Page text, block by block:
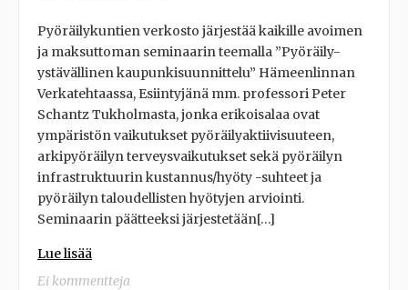
Pyöräilykuntien verkosto järjestää kaikille avoimen
ja maksuttoman seminaarin teemalla ”Pyöräily-
ystävällinen kaupunkisuunnittelu” Hämeenlinnan
Verkatehtaassa, Esiintyjänä mm. professori Peter
Schantz Tukholmasta, jonka erikoisalaa ovat
ympäristön vaikutukset pyöräilyaktiivisuuteen,
arkipyöräilyn terveysvaikutukset sekä pyöräilyn
infrastruktuurin kustannus/hyöty -suhteet ja
pyöräilyn taloudellisten hyötyjen arviointi.
Seminaarin päätteeksi järjestetään[…]
Lue lisää
Ei kommentteja